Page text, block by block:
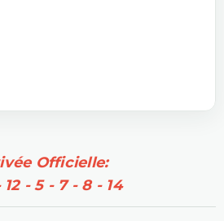
Officielle:
12 - 5 - 7 - 8 - 14